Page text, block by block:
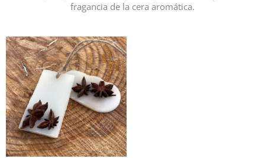
fragancia de la cera aromática.